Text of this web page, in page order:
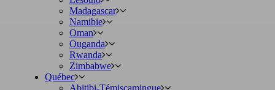
Madagascar
Namibie
Oman
Ouganda
Rwanda
Zimbabwe
Québec
Abitibi-Témiscamingue